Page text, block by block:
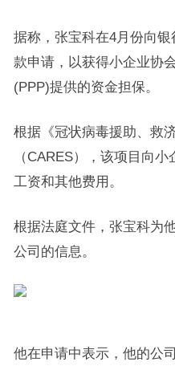
据称，张宝科在4月份向
款申请，以获得小企业协
(PPP)提供的资金担保。
根据《冠状病毒援助、救
（CARES），该项目向
工资和其他费用。
根据法庭文件，张宝科为
公司的信息。
他在申请中表示，他的公